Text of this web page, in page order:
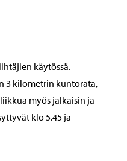
käytössä.
3 kilometrin kuntorata,
myös jalkaisin ja
klo 5.45 ja